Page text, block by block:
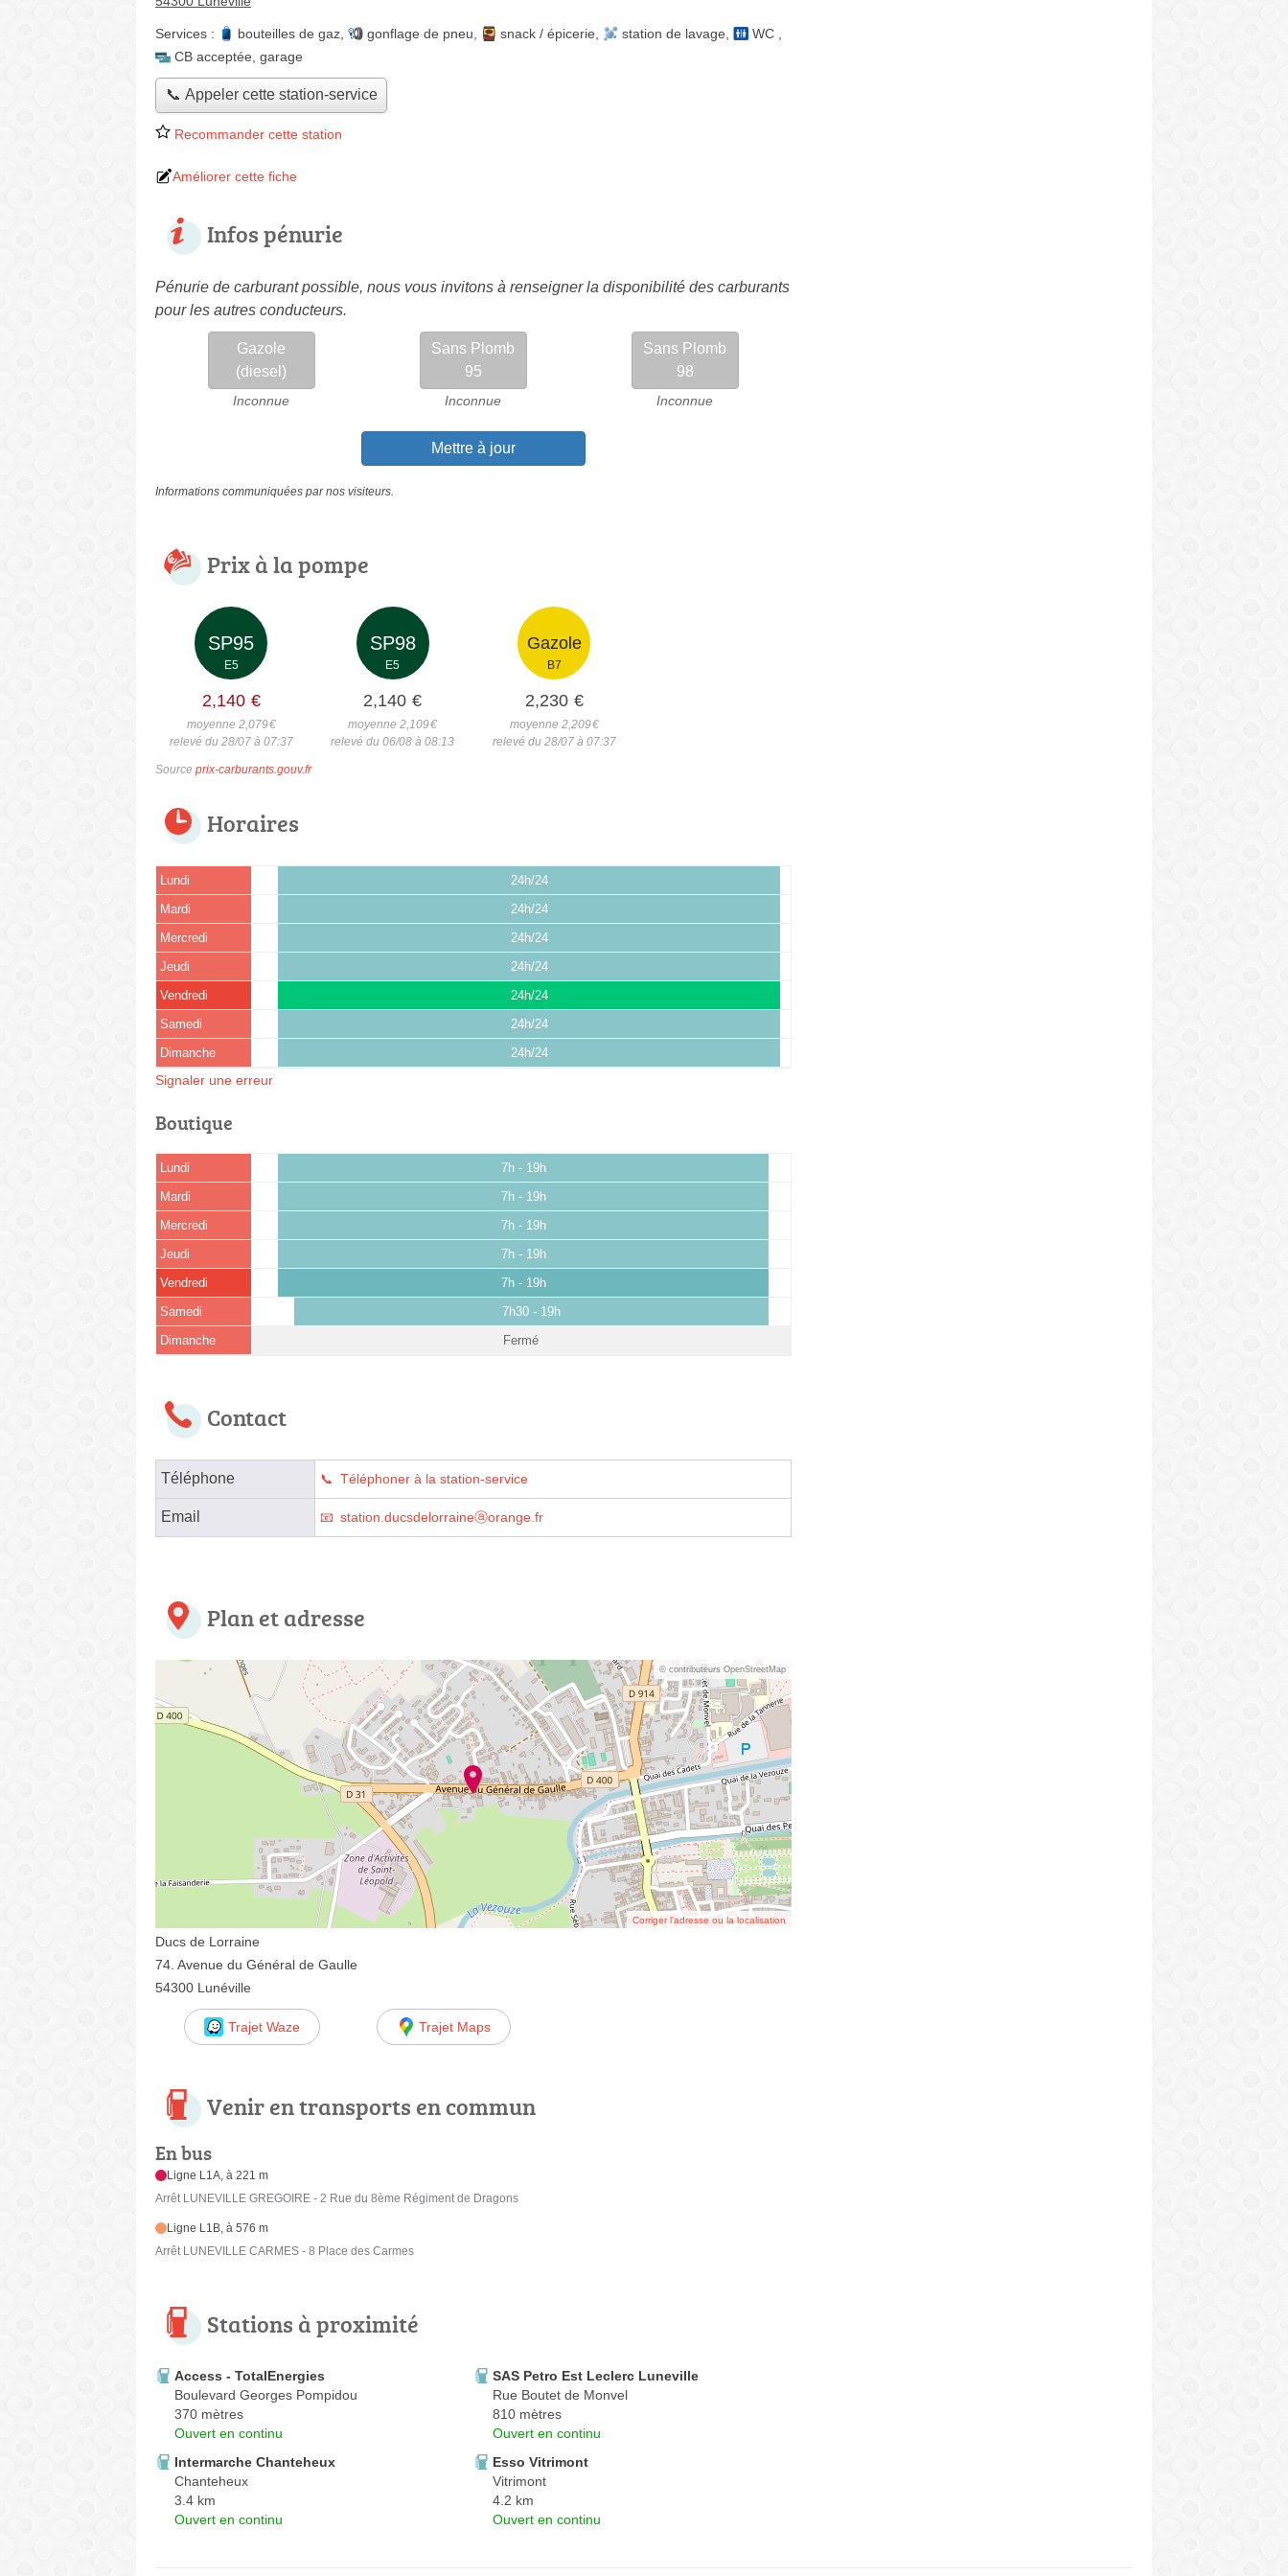
Services : bouteilles de gaz gonflage de pneu snack / épicerie station de lavage WC
CB acceptée garage
📞 Appeler cette station-service
Recommander cette station
Améliorer cette fiche
Infos pénurie
Pénurie de carburant possible, nous vous invitons à renseigner la disponibilité des carburants
pour les autres conducteurs.
Gazole
(diesel)
Inconnue
Sans Plomb
95
Inconnue
Sans Plomb
98
Inconnue
Mettre à jour
Informations communiquées par nos visiteurs.
Prix à la pompe
SP95
E5
2,140 €
moyenne 2,079€
relevé du 28/07 à 07:37
SP98
E5
2,140 €
moyenne 2,109€
relevé du 06/08 à 08:13
Gazole
B7
2,230 €
moyenne 2,209€
relevé du 28/07 à 07:37
Source prix-carburants.gouv.fr
Horaires
Lundi 24h/24
Mardi 24h/24
Mercredi 24h/24
Jeudi 24h/24
Vendredi 24h/24
Samedi 24h/24
Dimanche 24h/24
Signaler une erreur
Boutique
Lundi 7h - 19h
Mardi 7h - 19h
Mercredi 7h - 19h
Jeudi 7h - 19h
Vendredi 7h - 19h
Samedi 7h30 - 19h
Dimanche Fermé
Contact
Téléphone Téléphoner à la station-service
Email station.ducsdelorraineⓐorange.fr
Plan et adresse
© contributeurs OpenStreetMap
Corriger l’adresse ou la localisation
Ducs de Lorraine
74. Avenue du Général de Gaulle
54300 Lunéville
Trajet Waze Trajet Maps
Venir en transports en commun
En bus
Ligne L1A, à 221 m
Arrêt LUNEVILLE GREGOIRE - 2 Rue du 8ème Régiment de Dragons
Ligne L1B, à 576 m
Arrêt LUNEVILLE CARMES - 8 Place des Carmes
Stations à proximité
Access - TotalEnergies
Boulevard Georges Pompidou
370 mètres
Ouvert en continu
SAS Petro Est Leclerc Luneville
Rue Boutet de Monvel
810 mètres
Ouvert en continu
Intermarche Chanteheux
Chanteheux
3.4 km
Ouvert en continu
Esso Vitrimont
Vitrimont
4.2 km
Ouvert en continu